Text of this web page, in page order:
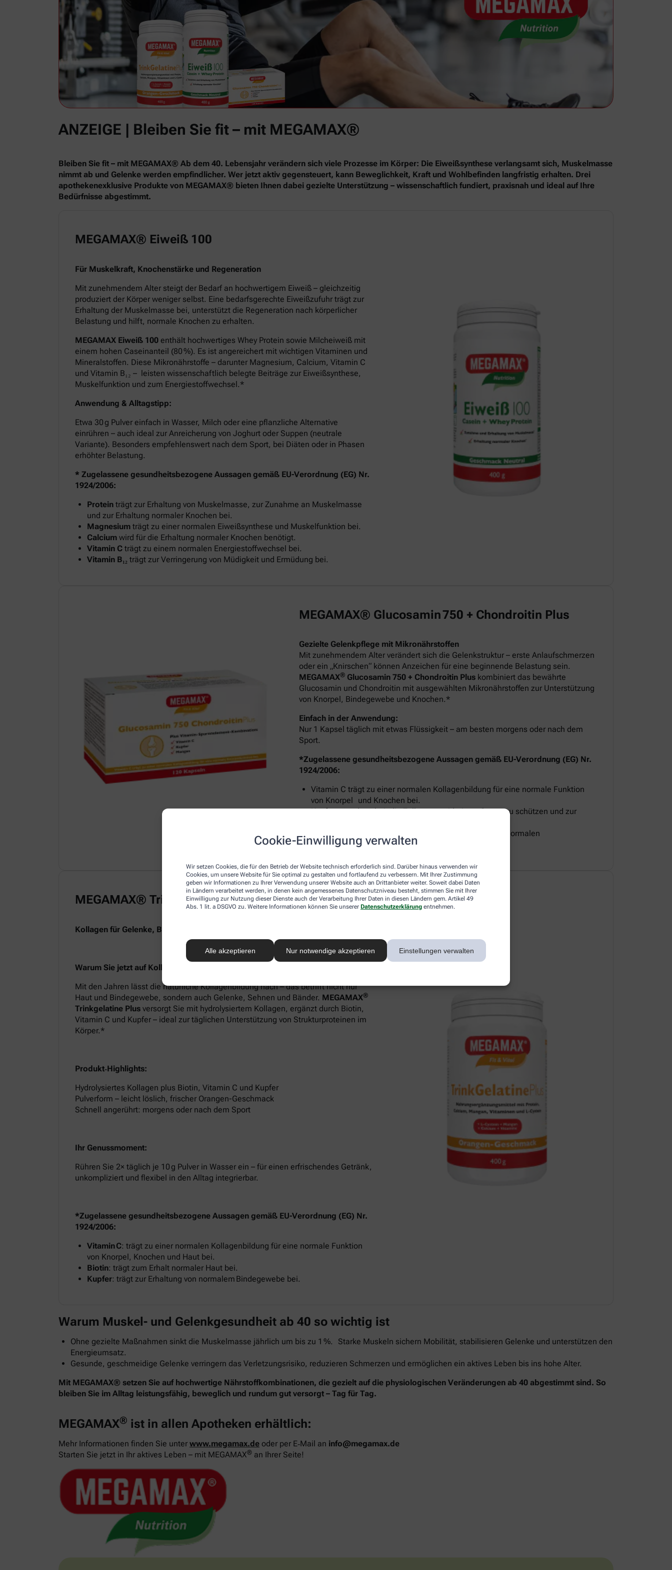
Cookie-Einwilligung verwalten
Wir setzen Cookies, die für den Betrieb der Website technisch erforderlich sind. Darüber hinaus verwenden wir
Cookies, um unsere Website für Sie optimal zu gestalten und fortlaufend zu verbessern. Mit Ihrer Zustimmung
geben wir Informationen zu Ihrer Verwendung unserer Website auch an Drittanbieter weiter. Soweit dabei Daten
in Ländern verarbeitet werden, in denen kein angemessenes Datenschutzniveau besteht, stimmen Sie mit Ihrer
Einwilligung zur Nutzung dieser Dienste auch der Verarbeitung Ihrer Daten in diesen Ländern gem. Artikel 49
Abs. 1 lit. a DSGVO zu. Weitere Informationen können Sie unserer Datenschutzerklärung entnehmen.
Alle akzeptieren Nur notwendige akzeptieren Einstellungen verwalten
ANZEIGE | Bleiben Sie fit – mit MEGAMAX®
Bleiben Sie fit – mit MEGAMAX® Ab dem 40. Lebensjahr verändern sich viele Prozesse im Körper: Die Eiweißsynthese verlangsamt sich, Muskelmasse
nimmt ab und Gelenke werden empfindlicher. Wer jetzt aktiv gegensteuert, kann Beweglichkeit, Kraft und Wohlbefinden langfristig erhalten. Drei
apothekenexklusive Produkte von MEGAMAX® bieten Ihnen dabei gezielte Unterstützung – wissenschaftlich fundiert, praxisnah und ideal auf Ihre
Bedürfnisse abgestimmt.
MEGAMAX® Eiweiß 100
Für Muskelkraft, Knochenstärke und Regeneration
Mit zunehmendem Alter steigt der Bedarf an hochwertigem Eiweiß – gleichzeitig
produziert der Körper weniger selbst. Eine bedarfsgerechte Eiweißzufuhr trägt zur
Erhaltung der Muskelmasse bei, unterstützt die Regeneration nach körperlicher
Belastung und hilft, normale Knochen zu erhalten.
MEGAMAX Eiweiß 100 enthält hochwertiges Whey Protein sowie Milcheiweiß mit
einem hohen Caseinanteil (80 %). Es ist angereichert mit wichtigen Vitaminen und
Mineralstoffen. Diese Mikronährstoffe – darunter Magnesium, Calcium, Vitamin C
und Vitamin B₁₂ – leisten wissenschaftlich belegte Beiträge zur Eiweißsynthese,
Muskelfunktion und zum Energiestoffwechsel.*
Anwendung & Alltagstipp:
Etwa 30 g Pulver einfach in Wasser, Milch oder eine pflanzliche Alternative
einrühren – auch ideal zur Anreicherung von Joghurt oder Suppen (neutrale
Variante). Besonders empfehlenswert nach dem Sport, bei Diäten oder in Phasen
erhöhter Belastung.
* Zugelassene gesundheitsbezogene Aussagen gemäß EU-Verordnung (EG) Nr.
1924/2006:
Protein trägt zur Erhaltung von Muskelmasse, zur Zunahme an Muskelmasse
und zur Erhaltung normaler Knochen bei.
Magnesium trägt zu einer normalen Eiweißsynthese und Muskelfunktion bei.
Calcium wird für die Erhaltung normaler Knochen benötigt.
Vitamin C trägt zu einem normalen Energiestoffwechsel bei.
Vitamin B₁₂ trägt zur Verringerung von Müdigkeit und Ermüdung bei.
MEGAMAX® Glucosamin 750 + Chondroitin Plus
Gezielte Gelenkpflege mit Mikronährstoffen
Mit zunehmendem Alter verändert sich die Gelenkstruktur – erste Anlaufschmerzen
oder ein „Knirschen“ können Anzeichen für eine beginnende Belastung sein.
MEGAMAX® Glucosamin 750 + Chondroitin Plus kombiniert das bewährte
Glucosamin und Chondroitin mit ausgewählten Mikronährstoffen zur Unterstützung
von Knorpel, Bindegewebe und Knochen.*
Einfach in der Anwendung:
Nur 1 Kapsel täglich mit etwas Flüssigkeit – am besten morgens oder nach dem
Sport.
*Zugelassene gesundheitsbezogene Aussagen gemäß EU-Verordnung (EG) Nr.
1924/2006:
Vitamin C trägt zu einer normalen Kollagenbildung für eine normale Funktion
von Knorpel und Knochen bei.
Kupfer trägt dazu bei, die Zellen vor oxidativem Stress zu schützen und zur
Mangan trägt zur Erhaltung normaler Knochen und zur normalen
Bindegewebsbildung bei.
MEGAMAX® Trinkgelatine Plus
Kollagen für Gelenke, Bindegewebe & Haut
Warum Sie jetzt auf Kollagen setzen sollten
Mit den Jahren lässt die natürliche Kollagenbildung nach – das betrifft nicht nur
Haut und Bindegewebe, sondern auch Gelenke, Sehnen und Bänder. MEGAMAX®
Trinkgelatine Plus versorgt Sie mit hydrolysiertem Kollagen, ergänzt durch Biotin,
Vitamin C und Kupfer – ideal zur täglichen Unterstützung von Strukturproteinen im
Körper.*
Produkt‑Highlights:
Hydrolysiertes Kollagen plus Biotin, Vitamin C und Kupfer
Pulverform – leicht löslich, frischer Orangen-Geschmack
Schnell angerührt: morgens oder nach dem Sport
Ihr Genussmoment:
Rühren Sie 2× täglich je 10 g Pulver in Wasser ein – für einen erfrischendes Getränk,
unkompliziert und flexibel in den Alltag integrierbar.
*Zugelassene gesundheitsbezogene Aussagen gemäß EU-Verordnung (EG) Nr.
1924/2006:
Vitamin C: trägt zu einer normalen Kollagenbildung für eine normale Funktion
von Knorpel, Knochen und Haut bei.
Biotin: trägt zum Erhalt normaler Haut bei.
Kupfer: trägt zur Erhaltung von normalem Bindegewebe bei.
Warum Muskel- und Gelenkgesundheit ab 40 so wichtig ist
Ohne gezielte Maßnahmen sinkt die Muskelmasse jährlich um bis zu 1 %. Starke Muskeln sichern Mobilität, stabilisieren Gelenke und unterstützen den
Energieumsatz.
Gesunde, geschmeidige Gelenke verringern das Verletzungsrisiko, reduzieren Schmerzen und ermöglichen ein aktives Leben bis ins hohe Alter.
Mit MEGAMAX® setzen Sie auf hochwertige Nährstoffkombinationen, die gezielt auf die physiologischen Veränderungen ab 40 abgestimmt sind. So
bleiben Sie im Alltag leistungsfähig, beweglich und rundum gut versorgt – Tag für Tag.
MEGAMAX® ist in allen Apotheken erhältlich:
Mehr Informationen finden Sie unter www.megamax.de oder per E‑Mail an info@megamax.de
Starten Sie jetzt in Ihr aktives Leben – mit MEGAMAX® an Ihrer Seite!